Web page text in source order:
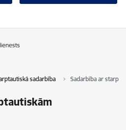
sadarbība Sadarbība ar